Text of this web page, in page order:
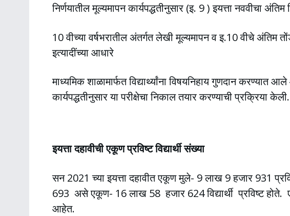
निर्णयातील मूल्यमापन कार्यपद्धतीनुसार (इ. 9 ) इयत्ता नववीचा
10 वीच्या वर्षभरातील अंतर्गत लेखी मूल्यमापन व इ.10 वीचे अंतिम
इत्यादींच्या आधारे
माध्यमिक शाळामार्फत विद्यार्थ्यांना विषयनिहाय गुणदान करण्यात
कार्यपद्धतीनुसार या परीक्षेचा निकाल तयार करण्याची प्रक्रिया केली.
इयत्ता दहावीची एकूण प्रविष्ट विद्यार्थी संख्या
सन 2021 च्या इयत्ता दहावीत एकूण मुले- 9 लाख 9 हजार 931
693 असे एकूण- 16 लाख 58 हजार 624 विद्यार्थी प्रविष्ट होते.
आहेत.